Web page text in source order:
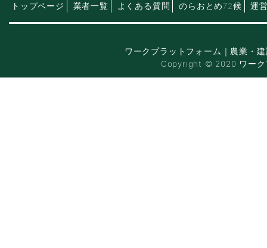
トップページ 業者一覧 よくある質問 のらおとめ72候 運
ワークプラットフォーム｜農業・
Copyright © 2020 ワーク